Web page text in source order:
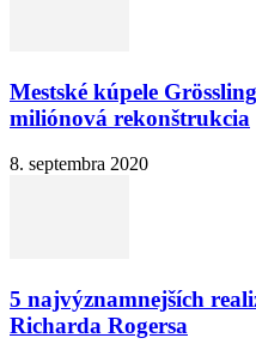
Mestské kúpele
miliónová rekonštrukcia
8. septembra 2020
5 najvýznamnejších
Richarda Rogersa